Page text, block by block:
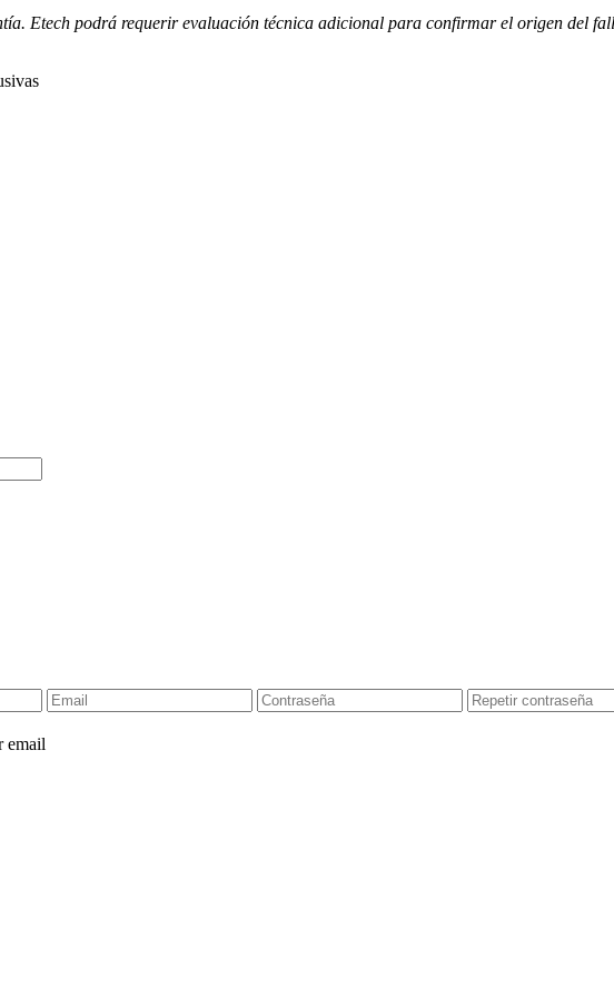
Etech podrá requerir evaluación técnica adicional para confirmar el origen del
email